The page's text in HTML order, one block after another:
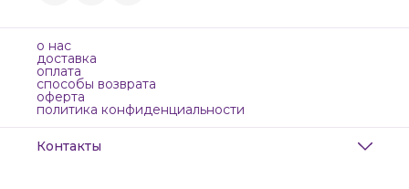
о нас
доставка
оплата
способы возврата
оферта
политика конфиденциальности
Контакты